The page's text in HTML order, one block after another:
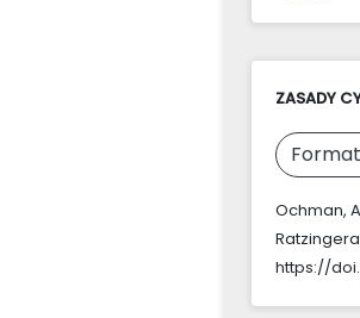
ZASADY
Ochman,
https://